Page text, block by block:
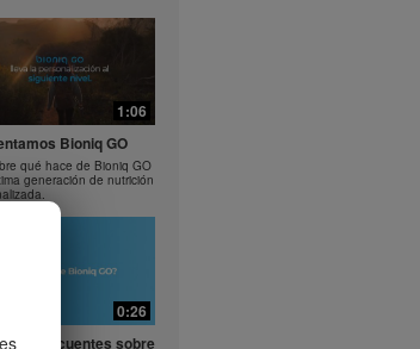
1:06
Bioniq GO
qué hace de Bioniq GO
generación de nutrición
0:26
frecuentes sobre